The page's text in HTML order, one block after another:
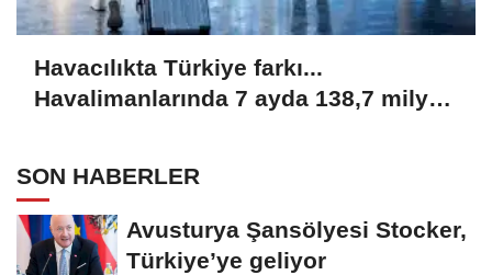
Havacılıkta Türkiye farkı...
Havalimanlarında 7 ayda 138,7 milyon
SON HABERLER
Avusturya Şansölyesi Stocker,
Türkiye’ye geliyor